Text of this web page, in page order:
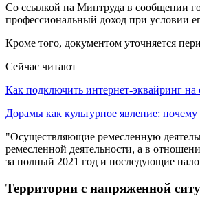
Со ссылкой на Минтруда в сообщении
профессиональный доход при условии
Кроме того, документом уточняется
Сейчас читают
Как подключить интернет-эквайринг
Дорамы как культурное явление:
"Осуществляющие ремесленную
ремесленной деятельности, а в
за полный 2021 год и последующие
Территории с напряженной